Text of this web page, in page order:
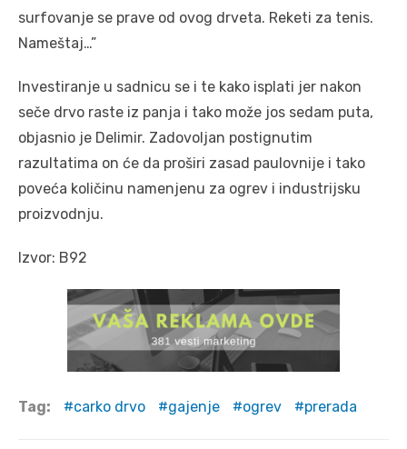
surfovanje se prave od ovog drveta. Reketi za tenis.
Nameštaj…”
Investiranje u sadnicu se i te kako isplati jer nakon
seče drvo raste iz panja i tako može jos sedam puta,
objasnio je Delimir. Zadovoljan postignutim
razultatima on će da proširi zasad paulovnije i tako
poveća količinu namenjenu za ogrev i industrijsku
proizvodnju.
Izvor: B92
Tag: carko drvo gajenje ogrev prerada